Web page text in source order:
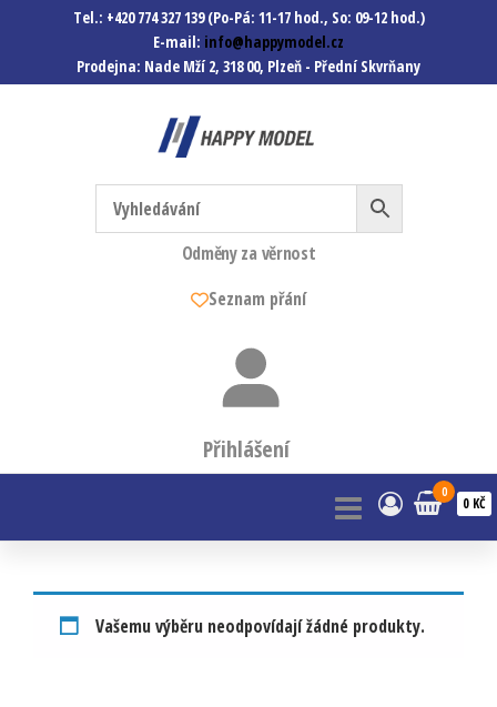
Tel.: +420 774 327 139 (Po-Pá: 11-17 hod., So: 09-12 hod.)
E-mail: info@happymodel.cz
Prodejna: Nade Mží 2, 318 00, Plzeň - Přední Skvrňany
Happymodel.cz
Modely autíček, modelová
železnice, mašinky, vagóny a
mnohem víc.
Odměny za věrnost
Seznam přání
Přihlášení
0
0 KČ
Vašemu výběru neodpovídají žádné produkty.